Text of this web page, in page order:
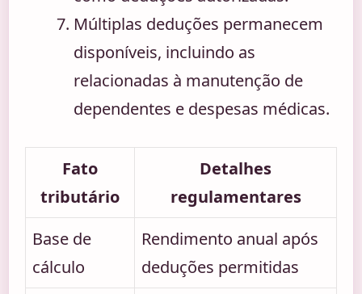
Múltiplas deduções permanecem
disponíveis, incluindo as
relacionadas à manutenção de
dependentes e despesas médicas.
Fato
tributário
Detalhes
regulamentares
Base de
cálculo
Rendimento anual após
deduções permitidas